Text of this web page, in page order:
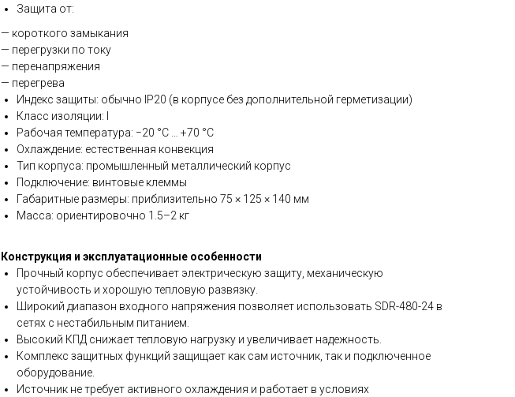
Защита от:
— короткого замыкания
— перегрузки по току
— перенапряжения
— перегрева
Индекс защиты: обычно IP20 (в корпусе без дополнительной герметизации)
Класс изоляции: I
Рабочая температура: −20 °C … +70 °C
Охлаждение: естественная конвекция
Тип корпуса: промышленный металлический корпус
Подключение: винтовые клеммы
Габаритные размеры: приблизительно 75 × 125 × 140 мм
Масса: ориентировочно 1.5–2 кг
Конструкция и эксплуатационные особенности
Прочный корпус обеспечивает электрическую защиту, механическую
устойчивость и хорошую тепловую развязку.
Широкий диапазон входного напряжения позволяет использовать SDR-480-24 в
сетях с нестабильным питанием.
Высокий КПД снижает тепловую нагрузку и увеличивает надежность.
Комплекс защитных функций защищает как сам источник, так и подключенное
оборудование.
Источник не требует активного охлаждения и работает в условиях